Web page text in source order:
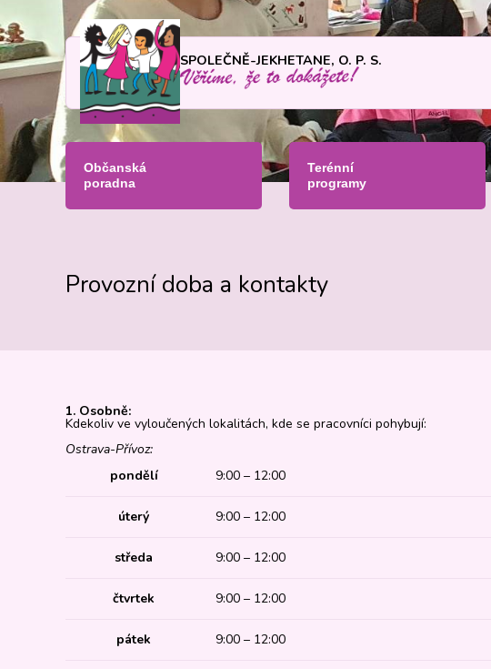
SPOLEČNĚ-JEKHETANE, O. P. S.
Občanská
poradna
Terénní
programy
Provozní doba a kontakty
1. Osobně:
Kdekoliv ve vyloučených lokalitách, kde se pracovníci pohybují:
Ostrava-Přívoz:
pondělí
9:00 – 12:00
úterý 9:00 – 12:00
středa 9:00 – 12:00
čtvrtek 9:00 – 12:00
pátek 9:00 – 12:00